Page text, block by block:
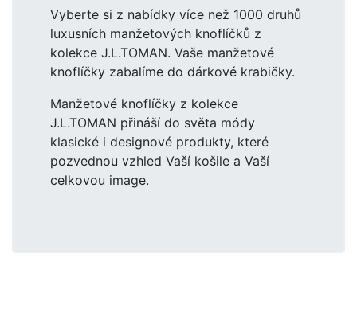
Vyberte si z nabídky více než 1000 druhů
luxusních manžetových knoflíčků z
kolekce J.L.TOMAN. Vaše manžetové
knoflíčky zabalíme do dárkové krabičky.
Manžetové knoflíčky z kolekce
J.L.TOMAN přináší do světa módy
klasické i designové produkty, které
pozvednou vzhled Vaší košile a Vaší
celkovou image.